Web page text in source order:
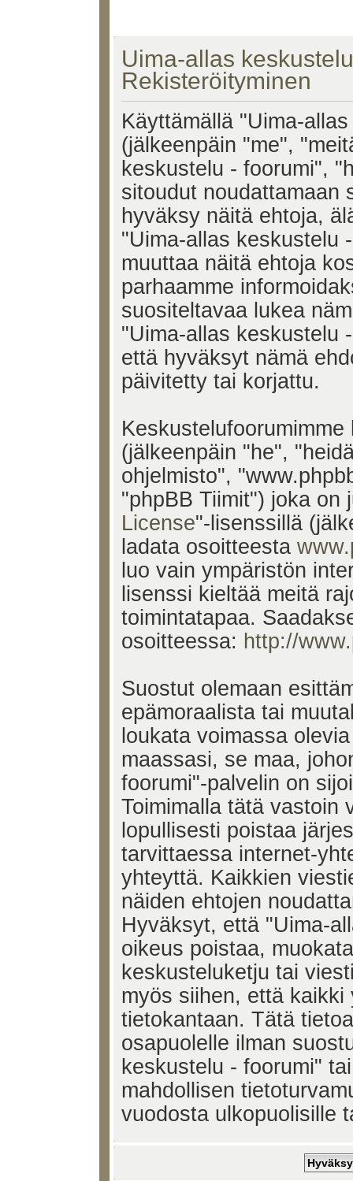
Uima-allas
Rekisteröityminen
Käyttämällä "Uima-
(jälkeenpäin "me",
keskustelu - foorumi",
sitoudut noudattamaan
hyväksy näitä ehtoja,
"Uima-allas keskustelu
muuttaa näitä ehtoja
parhaamme
suositeltavaa lukea
"Uima-allas keskustelu
että hyväksyt nämä
päivitetty tai korjattu.
(jälkeenpäin "he",
ohjelmisto",
"phpBB Tiimit") joka on
License"-lisenssillä
ladata osoitteesta
luo vain ympäristön
lisenssi kieltää meitä
toimintatapaa.
osoitteessa: http://
Suostut olemaan
epämoraalista tai
loukata voimassa
maassasi, se maa,
foorumi"-palvelin on
Toimimalla tätä vastoin
lopullisesti poistaa
tarvittaessa internet-
yhteyttä. Kaikkien
näiden ehtojen
Hyväksyt, että "Uima-
oikeus poistaa,
keskusteluketju tai
myös siihen, että
tietokantaan. Tätä
osapuolelle ilman
keskustelu - foorumi"
mahdollisen
vuodosta ulkopuolisille